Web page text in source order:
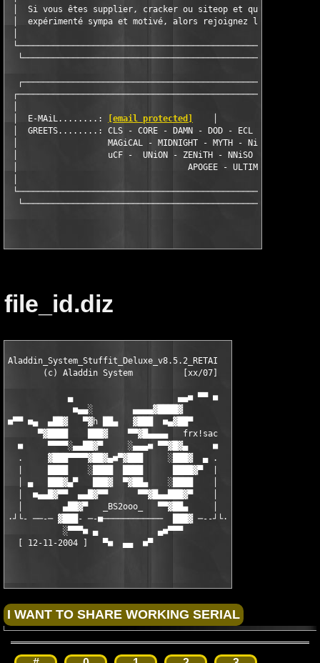
│  Si vous êtes supplier, cracker ou siteop et que vous
│  expérimenté sympa et motivé, alors rejoignez
│  E-MAiL........:
[email protected]
│  GREETS........: CLS - CORE - DAMN - DOD - ECL - FSN -
│                  MAGiCAL - MIDNIGHT - MYTH - NiTRO - RZR -
│                  uCF -  UNiON - ZENiTH - NNiSO - TruEMU -
│                                  APOGEE - ULTIMA
file_id.diz
Aladdin_System_Stuffit_Deluxe_v8.5.2_RETAI
       (c) Aladdin System          [xx/07]
            ▄                     ▄▄■ ▀▀ ■
             ■▄▄░        ▄▄▄▄▓████▓
■▀▀ ■▄  ▄██▓   ▀▓h ██▄   ▓███  ■▄▓██▀
      ▀▓████    ███▓    ▀▀▓█▄▄▄▄   frx!sac
  ■     ▀▀▀▀░▄▄██▓▀     ░▄▄▄■ ▀▀▓█▓▄     ■
  .     ▓███▀▀▀▀▓██▓▄■▀▓███     ░███▓  ▄ .
  |     ████    ░████  ████      ████▓▀  |
  │ ▄   ███▓▄▀   ███▓  ▀▓██▄    ░████    │
  │  ■▄▄█▓▀▀  ▄▄█▓▀▀      ▀▀▓█▄▄███▓▀    │
  │        ▄██▓▀   _BS2ooo_   ▀▀▓██▄     │
·┘└- ──-─ ▓███- ─-■────────────  ███▓ ─--┘└·
           ░▀▀▀■ ▄            ▄■▀▀▀